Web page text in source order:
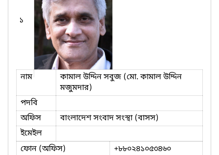
১
নাম
কামাল উদ্দিন সবুজ (মো. কামাল উদ্দিন
মজুমদার)
পদবি
অফিস
বাংলাদেশ সংবাদ সংস্থা (বাসস)
ইমেইল
ফোন (অফিস)
+৮৮০২৪১০৫৩৪৬০